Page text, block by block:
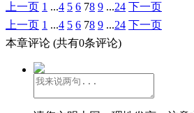
上一页 1 ...4 5 6 78 9 ...24 下一页
上一页 1 ...4 5 6 78 9 ...24 下一页
本章评论 (共有0条评论)